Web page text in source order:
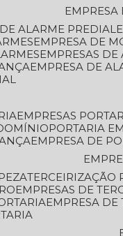
ALARME PREDIAL
EMPRESA DE
EMPRESAS
EMPRESA DE
EMPRESAS
PORTARIA
EMPRESA DE
EMPRESAS DE
EMPRESA